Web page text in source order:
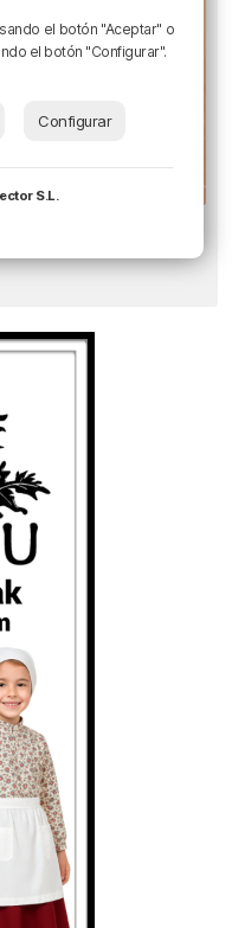
de
urbano de
el botón "Aceptar" o
el botón "Configurar".
Configurar
S.L.